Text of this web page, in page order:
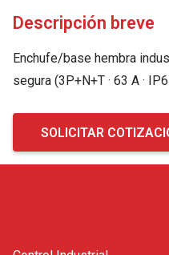
Descripción breve
Enchufe/base hembra
segura (3P+N+T · 63 A ·
SOLICITAR